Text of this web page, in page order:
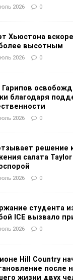
2026 0
Хьюстона
высотным
2026 0
благодаря
2026 0
решение
салата Taylor
2026 0
студента
ICE вызвало
2026 0
Hill Country
после
жизни двух